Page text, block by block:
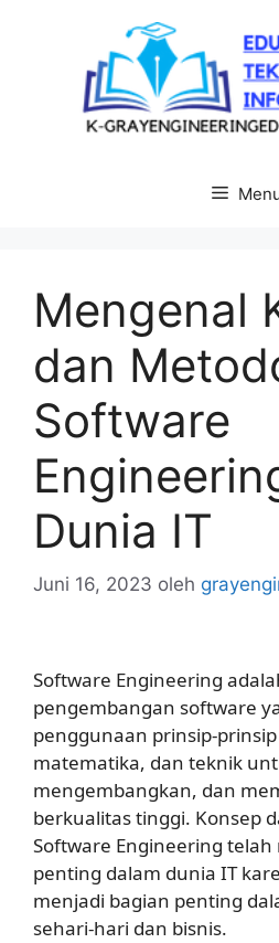
Mengenal
dan
Software
Dunia IT
Juni 16, 2023 oleh
Software Engineering
pengembangan software
penggunaan prinsip-
matematika, dan teknik
mengembangkan, dan
berkualitas tinggi. Konsep
Software Engineering
penting dalam dunia IT
menjadi bagian penting
sehari-hari dan bisnis.